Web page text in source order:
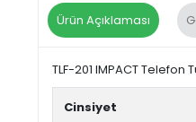
Ürün Açıklaması
TLF-201 IMPACT Telefon
Cinsiyet